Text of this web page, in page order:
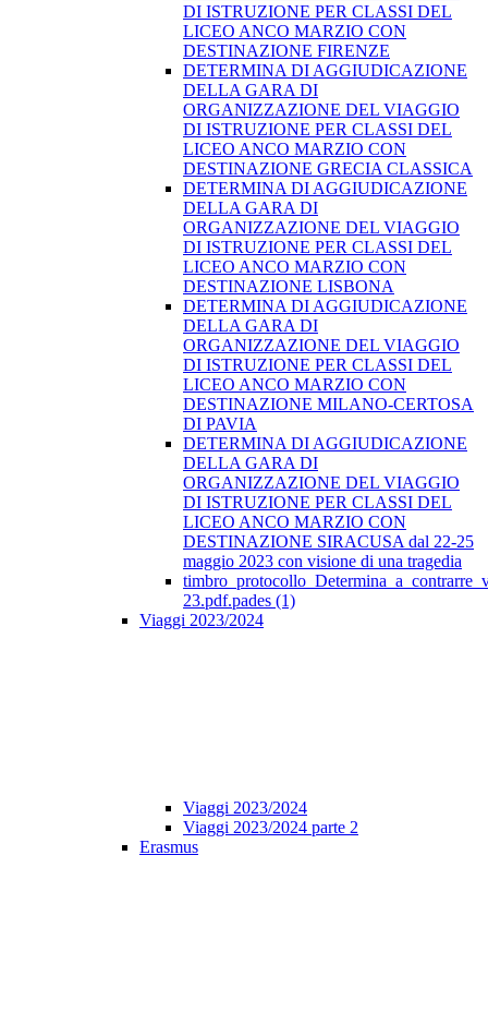
DI ISTRUZIONE PER CLASSI DEL
LICEO ANCO MARZIO CON
DESTINAZIONE FIRENZE
DETERMINA DI AGGIUDICAZIONE
DELLA GARA DI
ORGANIZZAZIONE DEL VIAGGIO
DI ISTRUZIONE PER CLASSI DEL
LICEO ANCO MARZIO CON
DESTINAZIONE GRECIA CLASSICA
DETERMINA DI AGGIUDICAZIONE
DELLA GARA DI
ORGANIZZAZIONE DEL VIAGGIO
DI ISTRUZIONE PER CLASSI DEL
LICEO ANCO MARZIO CON
DESTINAZIONE LISBONA
DETERMINA DI AGGIUDICAZIONE
DELLA GARA DI
ORGANIZZAZIONE DEL VIAGGIO
DI ISTRUZIONE PER CLASSI DEL
LICEO ANCO MARZIO CON
DESTINAZIONE MILANO-CERTOSA
DI PAVIA
DETERMINA DI AGGIUDICAZIONE
DELLA GARA DI
ORGANIZZAZIONE DEL VIAGGIO
DI ISTRUZIONE PER CLASSI DEL
LICEO ANCO MARZIO CON
DESTINAZIONE SIRACUSA dal 22-25
maggio 2023 con visione di una tragedia
23.pdf.pades (1)
Viaggi 2023/2024
Viaggi 2023/2024
Viaggi 2023/2024 parte 2
Erasmus